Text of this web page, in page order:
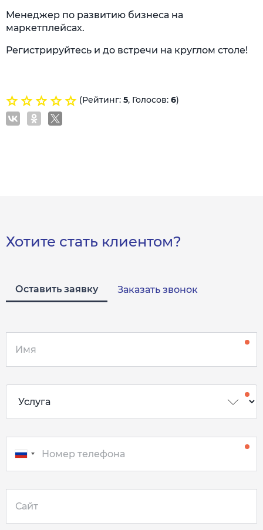
Менеджер по развитию бизнеса на
маркетплейсах.
Регистрируйтесь и до встречи на круглом столе!
(Рейтинг: 5, Голосов: 6)
Хотите стать клиентом?
Оставить заявку Заказать звонок